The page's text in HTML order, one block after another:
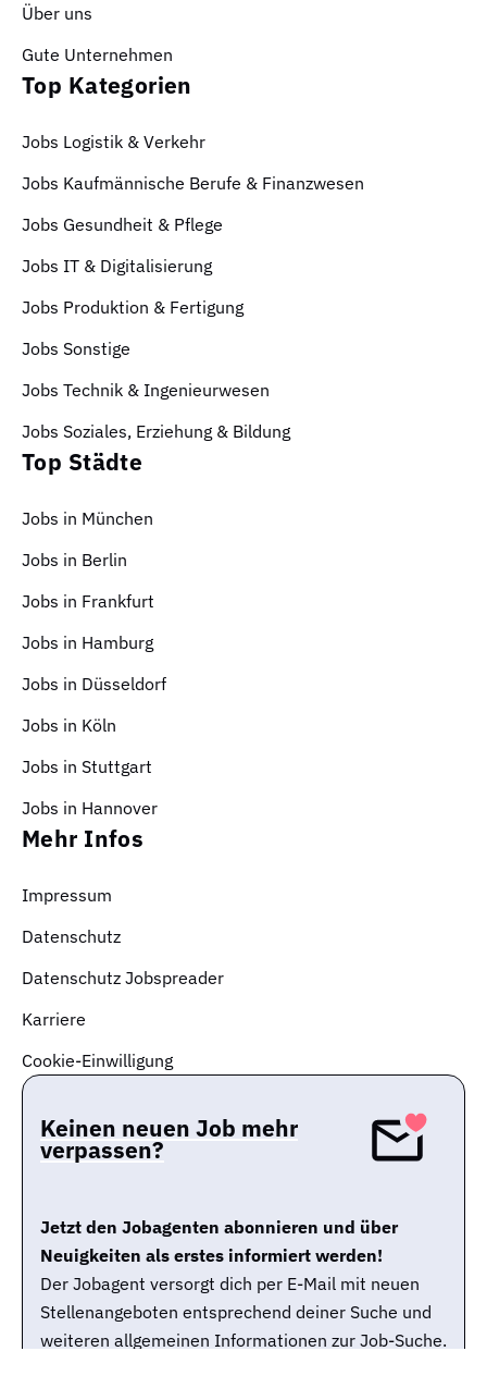
Über uns
Gute Unternehmen
Top Kategorien
Jobs Logistik & Verkehr
Jobs Kaufmännische Berufe & Finanzwesen
Jobs Gesundheit & Pflege
Jobs IT & Digitalisierung
Jobs Produktion & Fertigung
Jobs Sonstige
Jobs Technik & Ingenieurwesen
Jobs Soziales, Erziehung & Bildung
Top Städte
Jobs in München
Jobs in Berlin
Jobs in Frankfurt
Jobs in Hamburg
Jobs in Düsseldorf
Jobs in Köln
Jobs in Stuttgart
Jobs in Hannover
Mehr Infos
Impressum
Datenschutz
Datenschutz Jobspreader
Karriere
Cookie-Einwilligung
Keinen neuen Job mehr
verpassen?
Jetzt den Jobagenten abonnieren und über
Neuigkeiten als erstes informiert werden!
Der Jobagent versorgt dich per E-Mail mit neuen
Stellenangeboten entsprechend deiner Suche und
weiteren allgemeinen Informationen zur Job-Suche.